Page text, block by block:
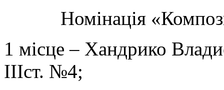
Номінація
1 місце – Хандрико
ІІІст. №4;